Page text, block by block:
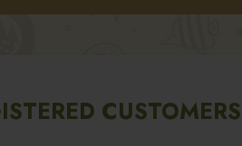
CUSTOMERS